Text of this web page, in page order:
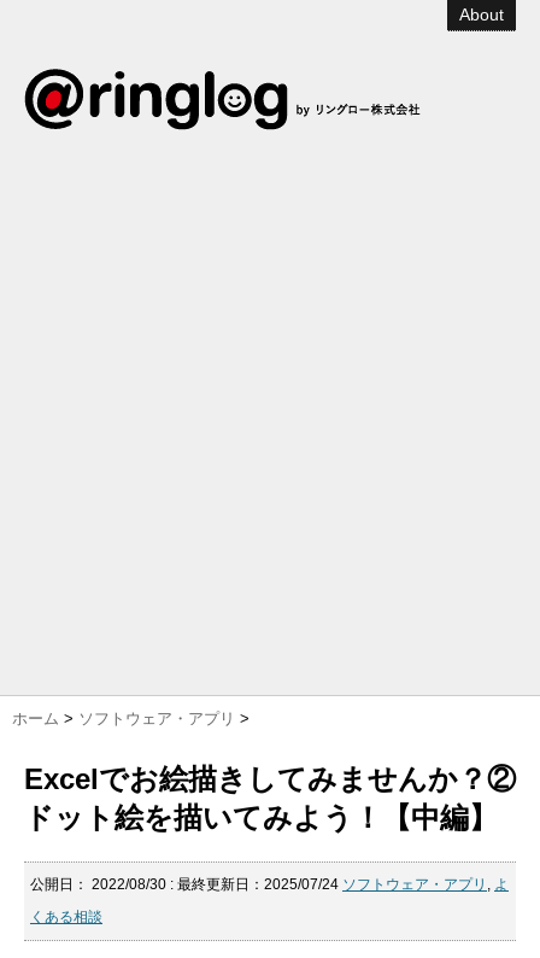
About
ホーム > ソフトウェア・アプリ >
Excelでお絵描きしてみませんか？②
ドット絵を描いてみよう！【中編】
公開日： 2022/08/30 : 最終更新日：2025/07/24 ソフトウェア・アプリ , よ
くある相談